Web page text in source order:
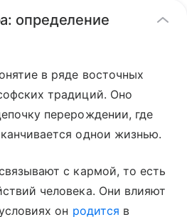
определение
в ряде восточных
традиций. Оно
перерождении, где
однои жизнью.
с кармой, то есть
человека. Они влияют
он родится в